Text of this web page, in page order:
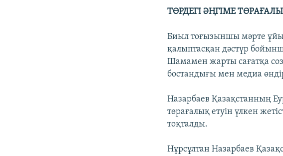
ТӨРДЕГІ ӘҢГІМЕ
Биыл тоғызыншы мәрте
қалыптасқан дәстүр
Шамамен жарты сағатқа
бостандығы мен медиа
Назарбаев Қазақстанның
төрағалық етуін үлкен
тоқталды.
Нұрсұлтан Назарбаев